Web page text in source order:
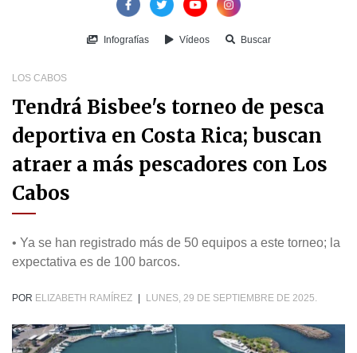
Infografías Vídeos Buscar
LOS CABOS
Tendrá Bisbee's torneo de pesca
deportiva en Costa Rica; buscan
atraer a más pescadores con Los
Cabos
• Ya se han registrado más de 50 equipos a este torneo; la
expectativa es de 100 barcos.
POR ELIZABETH RAMÍREZ LUNES, 29 DE SEPTIEMBRE DE 2025.